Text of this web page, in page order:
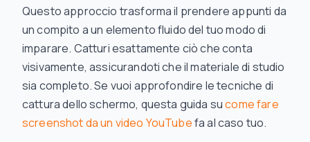
Questo approccio trasforma il prendere appunti da
un compito a un elemento fluido del tuo modo di
imparare. Catturi esattamente ciò che conta
visivamente, assicurandoti che il materiale di studio
sia completo. Se vuoi approfondire le tecniche di
cattura dello schermo, questa guida sucome fare
screenshot da un video YouTubefa al caso tuo.